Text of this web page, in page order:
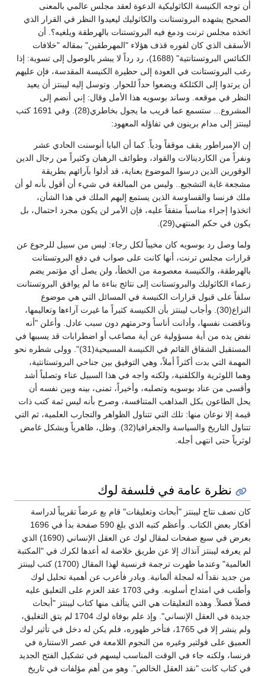
أن توجه الكنيسة الكاثوليكية الدعوة لعقد مجلس عالمي بالمعنى
الصحيح يشهده البروتستانت والكاثوليك ليعيدوا النظر في القرار الذي
اتخذه مجلس ترنت ودمغ فيه البروتستنات بالهرطقة ويلغيه؟. أن
الأسقف الذي كان لفوره قذف هؤلاء "المهرطقين" بمقاله "خلافات
الكنائس البروتستانتية" (1688)، رد رداً لا يبشر بالوصول إلى تسوية: إذا
رغب البروتستانت في العودة إلى حظيرة الكنيسة المقدسة، فإن عليهم
أن يرتدوا إلى الكثلكة ويضعوا حداً للحوار. وتوسل إليه ليبنتز أن يعيد
النظر في موقعه. وساند بوسويه هذا الأمل وقال: إني أنضم إلى
المشروع... ستسمع عما قريب ما يجول بخاطري(28). وفي 1691 كتب
ليبنتز إلى مدام برينون في تفاؤله المعهود:
إن الإمبراطور يقف موقفاً ودياً. كما أن البابا أنوسنت الحادي عشر
ونفراً من الكاردينالات والقواد، وطوائف الرهبان وكثيراً من رجال الدين
الوقورين الذين درسوا الموضوع بعناية، قد أدلوا بآرائهم بطريقة
مشجعة غاية التشجيع.. وليس من المبالغة في شيء أن أقول بأنه لو أن
ملك فرنسا والقساوسة الذين يستمع إليهم الملك في هذا الشأن،
اتخذوا إجراء مناسباً متفقاً عليه، فإن الأمر لن يكون مجرد احتمال، بل
يكون في حكم المنتهي(29).
ولما وصل رد بوسويه كان مخيباً لكل رجاء: ليس من سبيل للرجوع عن
قرارات مجلس ترنت، أنها كانت على صواب في دفع البروتستانت
بالهرطقة، والكنيسة معصومة من الخطأ، ولن يصل أي مؤتمر يضم
زعماء الكاثوليك والبروتستانت إلى نتائج بناءة ما لم يوافق البروتستانت
سلفاً على قبول قرارات الكنيسة في المسائل التي هي موضوع
النزاع(30). وأجاب ليبنتز بأن الكنيسة كثيراً ما غيرت آراءها وتعاليمها،
وناقضت نفسها، وأدانت أناساً وحرمتهم دون سبب عادل. وأعلن "أنه
نفض يده من أية مسؤولية عن أية مصاعب أو اضطرابات قد يسببها في
المستقبل الشقاق القائم في الكنيسة المسيحية(31)". وولى شطره نحو
المهمة التي بدت أكثراً أملاً، وهي التوفيق بين جناحي البروتستانتية،
وهما اللوثرية والكلفنية، ولكنه واجه في هذا السبيل عناء وتصلباً أشد
وأقسى من عناد بوسويه وتصلبه، وأخيراً، تمنى، بينه وبين نفسه أن
يحل الطاعون بكل المذاهب المتنافسة، وصرح بأنه ليس ثمة كتب ذات
قيمة إلا نوعان منها: تلك التي تتناول الظواهر والتجارب العلمية، ثم التي
تتناول التاريخ والسياسة والجغرافيا(32). وظل، ظاهرياً وبشكل غامض
لوثرياً حتى انتهى أجله.
نظرة عامة في فلسفة لوك
كان نصف نتاج ليبنتز "أبحاث وتعليقات" قام بع عرضاً تقريباً لدراسة
أفكار بعض الكتاب. وأعظم كتبه الذي بلغ 590 صفحة بدأ في 1696
بعرض في سبع صفحات لمقال لوك عن العقل الإنساني (1690) الذي
لم يعرفه ليبنتز آنذاك إلا عن طريق خلاصة له أعدها لكرك في "المكتبة
العالمية" وعندما ظهرت ترجمة فرنسية لهذا المقال (1700) كتب ليبنتز
من جديد نقداً له لمجلة ألمانية. وبادر فأعرب عن أهمية تحليل لوك
وأطنب في امتداح أسلوبه. وفي 1703 عقد العزم على التعليق عليه
فصلاً فصلاً. وهذه التعليقات هي التي يتألف منها كتاب ليبنتز "أبحاث
جديدة في العقل الإنساني". وإذ علم بوفاة لوك 1704 لم يتق التغليق،
ولم ينشر إلا في 1765، فتأخر ظهوره، فلم يكن له دخل في تأثير لوك
العميق على فولتير وغيره من النجوم اللامعة في عصر الاستنارة في
فرنسا، ولكنه جاء في الوقت المناسب ليسهم في تشكيل الفتح الجديد
في كتاب كانت "نقد العقل الخالص". وهو من أهم مؤلفات في تاريخ